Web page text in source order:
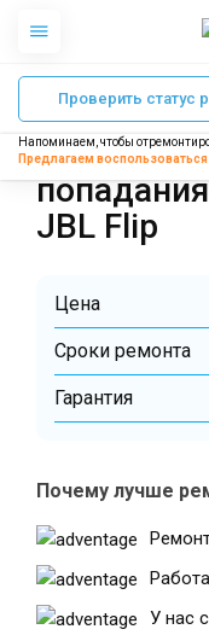
Apple
Гаджеты
Акустика
Бытовая техника
Другое
Доставка и оплата
Отзывы
Блог
Интернет-магазин
Запчасти для
Театральная
Проверить статус
Напоминаем, чтобы
Предлагаем
Главная Ремонт
JBL Flip
Цена
Cроки ремонта
Гарантия
Почему лучше
У нас